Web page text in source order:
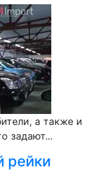
а также и
задают...
рейки